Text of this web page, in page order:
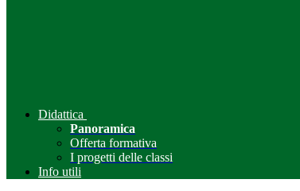
Didattica
Panoramica
Offerta formativa
I progetti delle classi
Info utili